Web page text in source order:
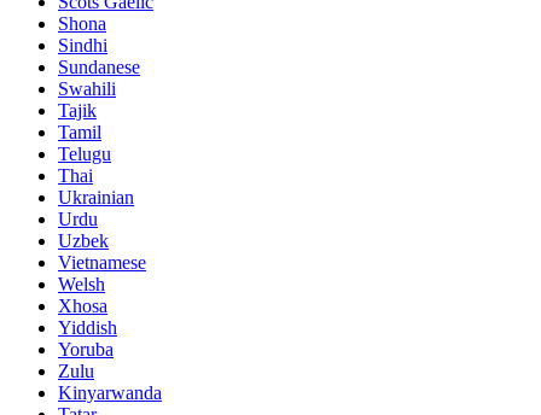
Shona
Sindhi
Sundanese
Swahili
Tajik
Tamil
Telugu
Thai
Ukrainian
Urdu
Uzbek
Vietnamese
Welsh
Xhosa
Yiddish
Yoruba
Zulu
Kinyarwanda